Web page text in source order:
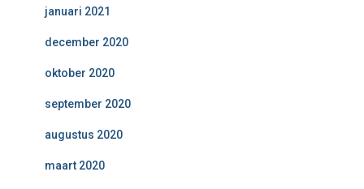
januari 2021
december 2020
oktober 2020
september 2020
augustus 2020
maart 2020